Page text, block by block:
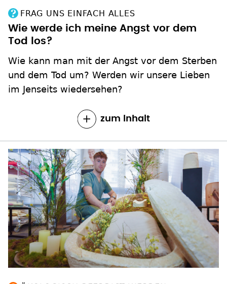
FRAG UNS EINFACH ALLES
Wie werde ich meine Angst vor dem
Tod los?
Wie kann man mit der Angst vor dem Sterben
und dem Tod um? Werden wir unsere Lieben
im Jenseits wiedersehen?
zum Inhalt